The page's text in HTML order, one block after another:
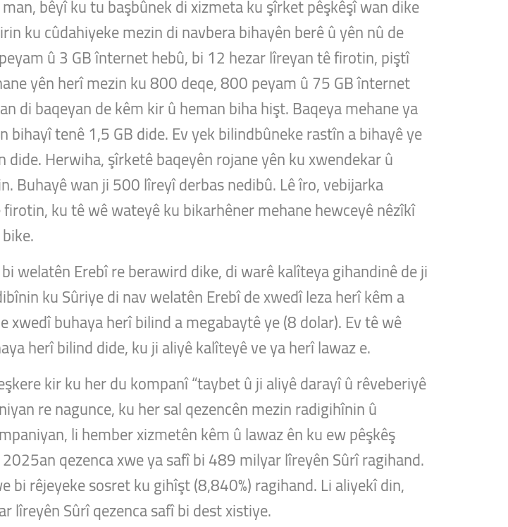
bêyî ku tu başbûnek di xizmeta ku şîrket pêşkêşî wan dike
ku cûdahiyeke mezin di navbera bihayên berê û yên nû de
û 3 GB înternet hebû, bi 12 hezar lîreyan tê firotin, piştî
yên herî mezin ku 800 deqe, 800 peyam û 75 GB înternet
di baqeyan de kêm kir û heman biha hişt. Baqeya mehane ya
tenê 1,5 GB dide. Ev yek bilindbûneke rastîn a bihayê ye
Herwiha, şîrketê baqeyên rojane yên ku xwendekar û
Buhayê wan ji 500 lîreyî derbas nedibû. Lê îro, vebijarka
ku tê wê wateyê ku bikarhêner mehane hewceyê nêzîkî
welatên Erebî re berawird dike, di warê kalîteya gihandinê de ji
ku Sûriye di nav welatên Erebî de xwedî leza herî kêm a
buhaya herî bilind a megabaytê ye (8 dolar). Ev tê wê
herî bilind dide, ku ji aliyê kalîteyê ve ya herî lawaz e.
kir ku her du kompanî “taybet û ji aliyê darayî û rêveberiyê
re nagunce, ku her sal qezencên mezin radigihînin û
li hember xizmetên kêm û lawaz ên ku ew pêşkêş
qezenca xwe ya safî bi 489 milyar lîreyên Sûrî ragihand.
rêjeyeke sosret ku gihîşt (8,840%) ragihand. Li aliyekî din,
lîreyên Sûrî qezenca safî bi dest xistiye.